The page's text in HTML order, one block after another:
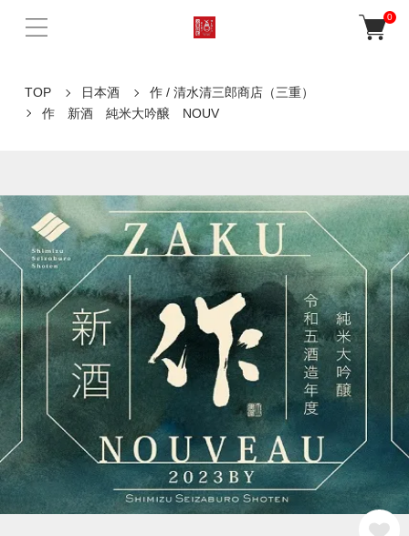
0
TOP 日本酒
作 / 清水清三郎商店（三重）
作 新酒 純米大吟醸 NOUV